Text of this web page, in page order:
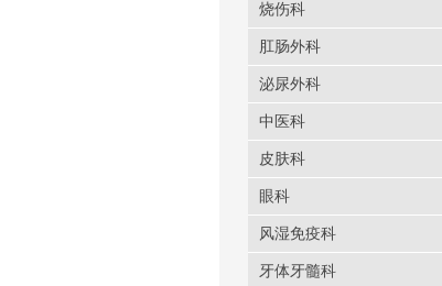
烧伤科
肛肠外科
泌尿外科
中医科
皮肤科
眼科
风湿免疫科
牙体牙髓科